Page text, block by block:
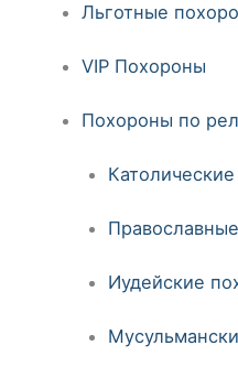
Льготные
VIP Похороны
Похороны по
Иудейские